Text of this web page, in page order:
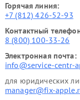
Горячая линия:
+7 (812) 426-52-93
Контактный
8 (800) 100-33-26
Электронная почта:
info@service-centr-
для юридических
manager@fix-